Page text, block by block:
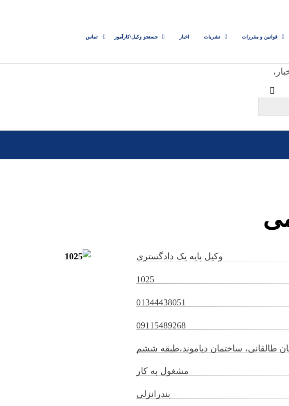
قوانین و مقررات نشریات اخبار جستجو وکیل/کارآموز تماس
وکیل پایه یک دادگستری
1025
01344438051
09115489268
طالقانی، ساختمان دیاموند،طبقه ششم
مشغول به کار
بندرانزلی